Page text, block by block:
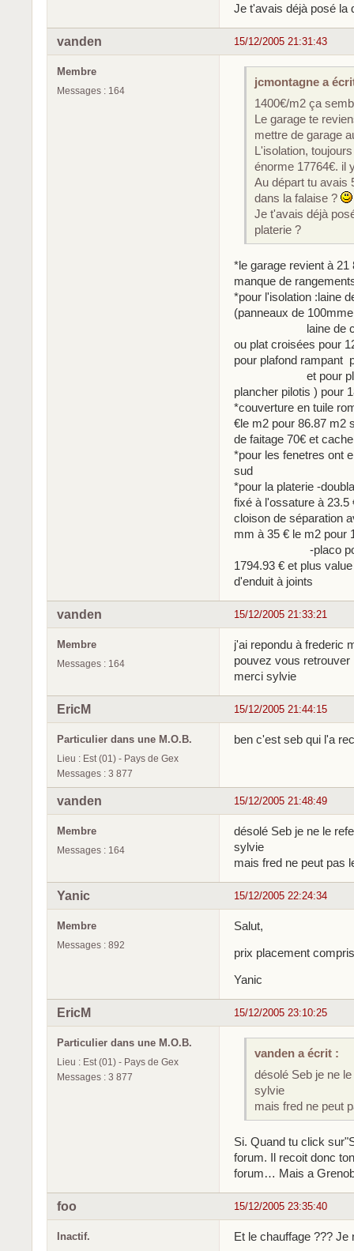
Je t'avais déjà posé la
15/12/2005 21:31:43
vanden
Membre
Messages : 164
jcmontagne a
1400€/m2 ça
Le garage te
mettre de garage
L'isolation,
énorme 17764€. il
Au départ tu avais
dans la falaise ?
Je t'avais déjà
platerie ?
*le garage revient à
manque de
*pour l'isolation :laine
(panneaux de
laine de
ou plat croisées
pour plafond rampant
et pour plancher
plancher pilotis ) pour
*couverture en tuile
€le m2 pour 86.87 m2
de faitage 70€ et
*pour les fenetres ont
sud
*pour la platerie -
fixé à l'ossature à
cloison de séparation
mm à 35 € le m2 pour
-placo pour
1794.93 € et plus
d'enduit à joints
15/12/2005 21:33:21
vanden
Membre
Messages : 164
j'ai repondu à frederic
pouvez vous
merci sylvie
15/12/2005 21:44:15
EricM
Particulier dans une M.O.B.
Lieu : Est (01) - Pays de Gex
Messages : 3 877
ben c'est seb qui l'a
15/12/2005 21:48:49
vanden
Membre
Messages : 164
désolé Seb je ne le
sylvie
mais fred ne peut pas
15/12/2005 22:24:34
Yanic
Membre
Messages : 892
Salut,
prix placement
Yanic
15/12/2005 23:10:25
EricM
Particulier dans une M.O.B.
Lieu : Est (01) - Pays de Gex
Messages : 3 877
vanden a écrit :
désolé Seb je ne
sylvie
mais fred ne peut
Si. Quand tu click
forum. Il recoit donc
forum… Mais a
15/12/2005 23:35:40
foo
Inactif. Et le chauffage ??? Je